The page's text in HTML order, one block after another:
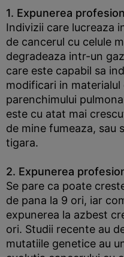
1. Expunerea
Indivizii care lucreaza
de cancerul cu celule
degradeaza intr-un
care este capabil sa
modificari in
parenchimului
este cu atat mai
de mine fumeaza, sau
tigara.
2. Expunerea
Se pare ca poate
de pana la 9 ori, iar
expunerea la azbest
ori. Studii recente au
mutatiile genetice au